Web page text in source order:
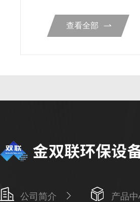
查看全部
公司简介 产品